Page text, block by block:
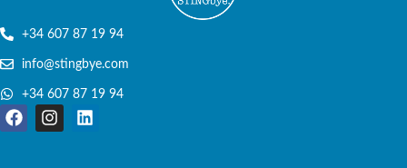
+34 607 87 19 94
info@stingbye.com
+34 607 87 19 94